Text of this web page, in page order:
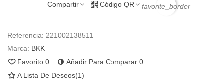
Compartir Código QR favorite_border
Referencia: 221002138511
Marca: BKK
Favorito 0 Añadir Para Comparar 0
A Lista De Deseos(1)